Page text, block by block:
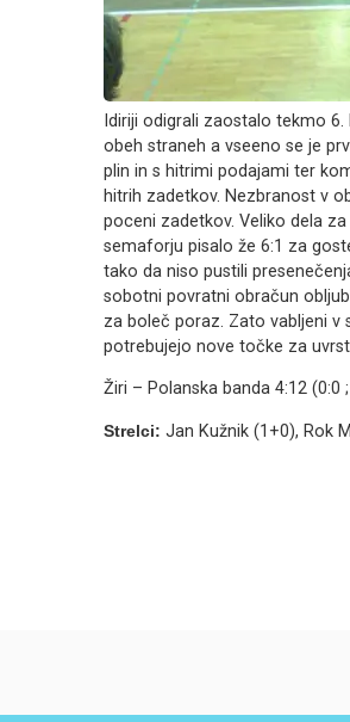
Idiriji odigrali zaostalo tekmo
obeh straneh a vseeno se je
plin in s hitrimi podajami ter
hitrih zadetkov. Nezbranost v
poceni zadetkov. Veliko dela
semaforju pisalo že 6:1 za
tako da niso pustili
sobotni povratni obračun
za boleč poraz. Zato vabljeni v
potrebujejo nove točke za
Žiri – Polanska banda 4:12 (0:0
Strelci: Jan Kužnik (1+0), Rok